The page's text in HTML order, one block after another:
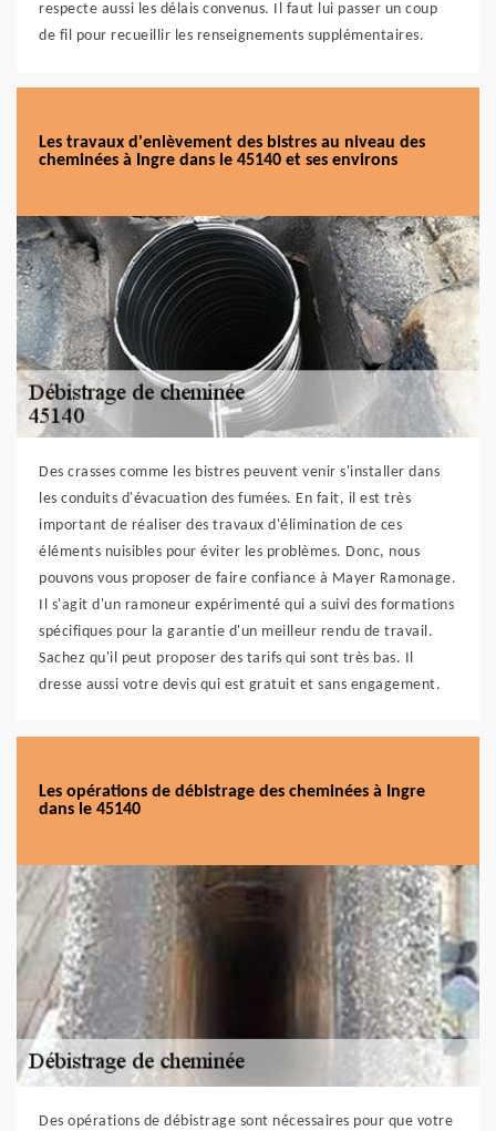
respecte aussi les délais convenus. Il faut lui passer un coup
de fil pour recueillir les renseignements supplémentaires.
Les travaux d'enlèvement des bistres au niveau des
cheminées à Ingre dans le 45140 et ses environs
Des crasses comme les bistres peuvent venir s'installer dans
les conduits d'évacuation des fumées. En fait, il est très
important de réaliser des travaux d'élimination de ces
éléments nuisibles pour éviter les problèmes. Donc, nous
pouvons vous proposer de faire confiance à Mayer Ramonage.
Il s'agit d'un ramoneur expérimenté qui a suivi des formations
spécifiques pour la garantie d'un meilleur rendu de travail.
Sachez qu'il peut proposer des tarifs qui sont très bas. Il
dresse aussi votre devis qui est gratuit et sans engagement.
Les opérations de débistrage des cheminées à Ingre
dans le 45140
Des opérations de débistrage sont nécessaires pour que votre